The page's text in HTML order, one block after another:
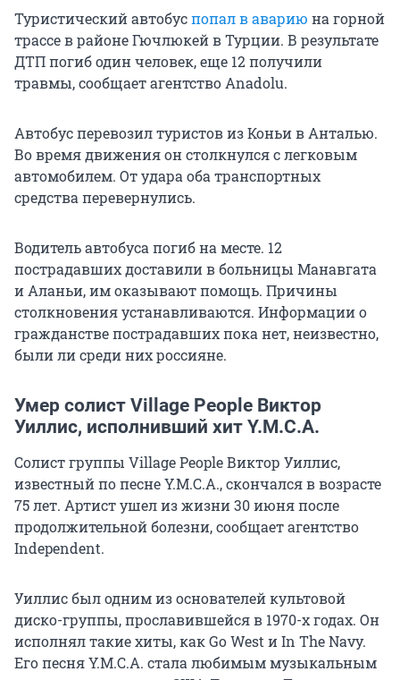
Туристический автобуспопал в аварию на горной
трассе в районе Гючлюкей в Турции. В результате
ДТП погиб один человек, еще 12 получили
травмы, сообщает агентство Anadolu.
Автобус перевозил туристов из Коньи в Анталью.
Во время движения он столкнулся с легковым
автомобилем. От удара оба транспортных
средства перевернулись.
Водитель автобуса погиб на месте. 12
пострадавших доставили в больницы Манавгата
и Аланьи, им оказывают помощь. Причины
столкновения устанавливаются. Информации о
гражданстве пострадавших пока нет, неизвестно,
были ли среди них россияне.
Умер солист Village People Виктор
Уиллис, исполнивший хит Y.M.C.A.
Солист группы Village People Виктор Уиллис,
известный по песне Y.M.C.A., скончался в возрасте
75 лет. Артист ушел из жизни 30 июня после
продолжительной болезни, сообщает агентство
Independent.
Уиллис был одним из основателей культовой
диско-группы, прославившейся в 1970-х годах. Он
исполнял такие хиты, как Go West и In The Navy.
Его песня Y.M.C.A. стала любимым музыкальным